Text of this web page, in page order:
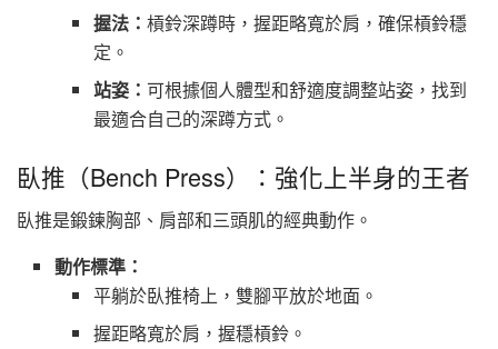
握法： 槓鈴深蹲時，握距略寬於肩，確保槓鈴穩
定。
站姿： 可根據個人體型和舒適度調整站姿，找到
最適合自己的深蹲方式。
臥推（Bench Press）：強化上半身的王者
臥推是鍛鍊胸部、肩部和三頭肌的經典動作。
動作標準：
平躺於臥推椅上，雙腳平放於地面。
握距略寬於肩，握穩槓鈴。